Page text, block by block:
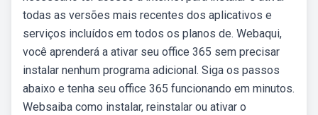
todas as versões mais recentes dos aplicativos e
serviços incluídos em todos os planos de. Webaqui,
você aprenderá a ativar seu office 365 sem precisar
instalar nenhum programa adicional. Siga os passos
abaixo e tenha seu office 365 funcionando em minutos.
Websaiba como instalar, reinstalar ou ativar o